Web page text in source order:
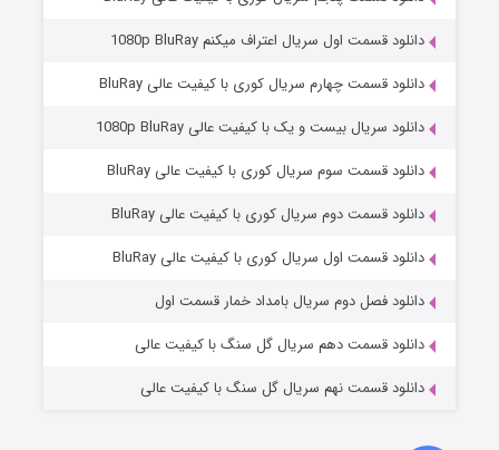
وستی ها
قسمت۱ (زیرنویس) منتشر شد
دانلود قسمت اول سریال اعتراف میکنم 1080p BluRay
دانلود قسمت چهارم سریال کوری با کیفیت عالی BluRay
دانلود سریال بیست و یک با کیفیت عالی 1080p BluRay
دانلود قسمت سوم سریال کوری با کیفیت عالی BluRay
دانلود قسمت دوم سریال کوری با کیفیت عالی BluRay
دانلود قسمت اول سریال کوری با کیفیت عالی BluRay
دانلود فصل دوم سریال بامداد خمار قسمت اول
دانلود قسمت دهم سریال گل سنگ با کیفیت عالی
دانلود قسمت نهم سریال گل سنگ با کیفیت عالی